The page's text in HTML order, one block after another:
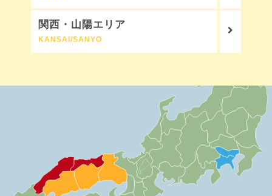
関西・山陽エリア
KANSAI/SANYO